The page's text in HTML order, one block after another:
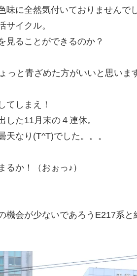
味に全然気付いておりませんでし
サイクル。
見ることができるのか？
っと青ざめた方がいいと思いま
てしまえ！
した11月末の４連休。
なり(T^T)でした。。。
るか！（おぉっ♪）
機会が少ないであろうE217系と